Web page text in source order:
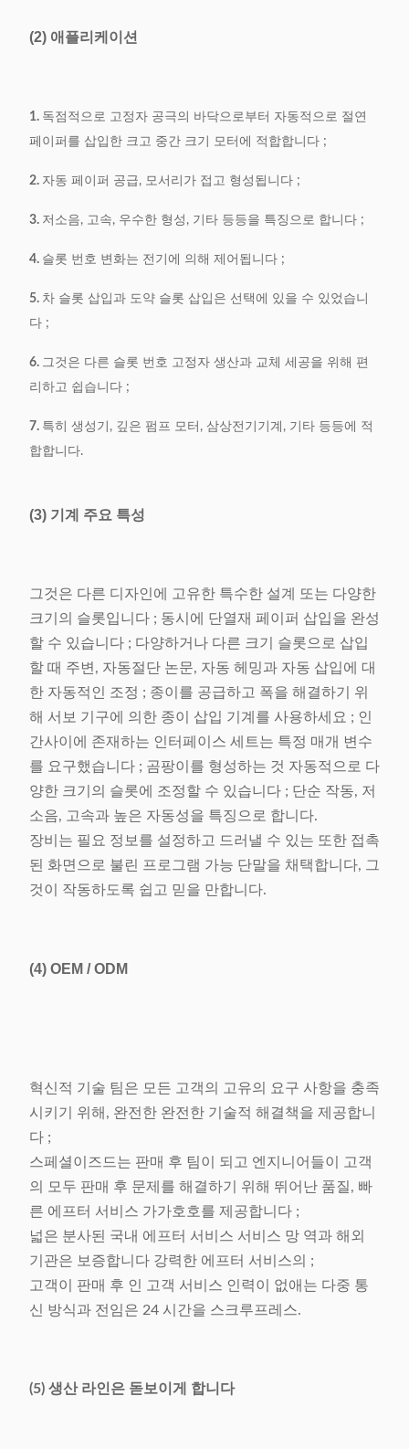
(2) 애플리케이션
1. 독점적으로 고정자 공극의 바닥으로부터 자동적으로 절연
페이퍼를 삽입한 크고 중간 크기 모터에 적합합니다 ;
2. 자동 페이퍼 공급, 모서리가 접고 형성됩니다 ;
3. 저소음, 고속, 우수한 형성, 기타 등등을 특징으로 합니다 ;
4. 슬롯 번호 변화는 전기에 의해 제어됩니다 ;
5. 차 슬롯 삽입과 도약 슬롯 삽입은 선택에 있을 수 있었습니
다 ;
6. 그것은 다른 슬롯 번호 고정자 생산과 교체 세공을 위해 편
리하고 쉽습니다 ;
7. 특히 생성기, 깊은 펌프 모터, 삼상전기기계, 기타 등등에 적
합합니다.
(3) 기계 주요 특성
그것은 다른 디자인에 고유한 특수한 설계 또는 다양한
크기의 슬롯입니다 ; 동시에 단열재 페이퍼 삽입을 완성
할 수 있습니다 ; 다양하거나 다른 크기 슬롯으로 삽입
할 때 주변, 자동절단 논문, 자동 헤밍과 자동 삽입에 대
한 자동적인 조정 ; 종이를 공급하고 폭을 해결하기 위
해 서보 기구에 의한 종이 삽입 기계를 사용하세요 ; 인
간사이에 존재하는 인터페이스 세트는 특정 매개 변수
를 요구했습니다 ; 곰팡이를 형성하는 것 자동적으로 다
양한 크기의 슬롯에 조정할 수 있습니다 ; 단순 작동, 저
소음, 고속과 높은 자동성을 특징으로 합니다.
장비는 필요 정보를 설정하고 드러낼 수 있는 또한 접촉
된 화면으로 불린 프로그램 가능 단말을 채택합니다, 그
것이 작동하도록 쉽고 믿을 만합니다.
(4) OEM / ODM
혁신적 기술 팀은 모든 고객의 고유의 요구 사항을 충족
시키기 위해, 완전한 완전한 기술적 해결책을 제공합니
다 ;
스페셜이즈드는 판매 후 팀이 되고 엔지니어들이 고객
의 모두 판매 후 문제를 해결하기 위해 뛰어난 품질, 빠
른 에프터 서비스 가가호호를 제공합니다 ;
넓은 분사된 국내 에프터 서비스 서비스 망 역과 해외
기관은 보증합니다 강력한 에프터 서비스의 ;
고객이 판매 후 인 고객 서비스 인력이 없애는 다중 통
신 방식과 전임은 24 시간을 스크루프레스.
(5) 생산 라인은 돋보이게 합니다